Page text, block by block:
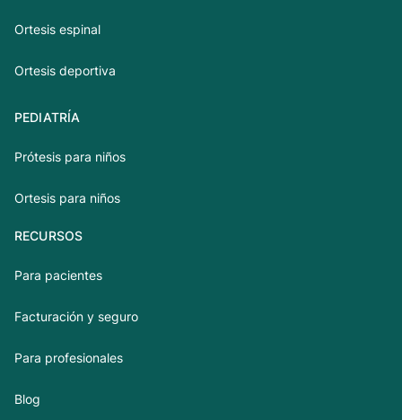
Ortesis espinal
Ortesis deportiva
PEDIATRÍA
Prótesis para niños
Ortesis para niños
RECURSOS
Para pacientes
Facturación y seguro
Para profesionales
Blog